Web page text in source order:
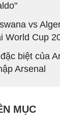
vs
World Cup
biệt của
Arsenal
MỤC